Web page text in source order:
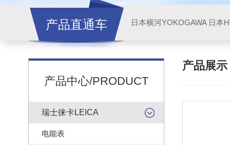
产品直通车 日本横河YOKOGAWA 日本
产品中心/PRODUCT
瑞士徕卡LEICA
电能表
产品展示